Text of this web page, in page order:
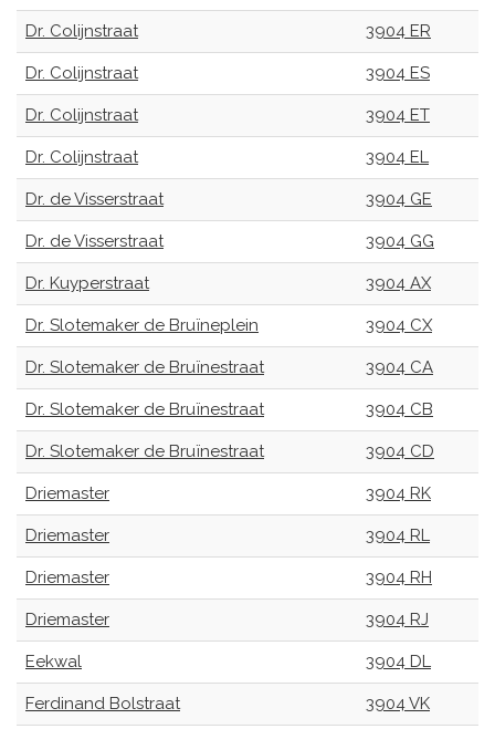
Dr. Colijnstraat 3904 ER
Dr. Colijnstraat 3904 ES
Dr. Colijnstraat 3904 ET
Dr. Colijnstraat 3904 EL
Dr. de Visserstraat 3904 GE
Dr. de Visserstraat 3904 GG
Dr. Kuyperstraat 3904 AX
Dr. Slotemaker de Bruïneplein 3904 CX
Dr. Slotemaker de Bruïnestraat 3904 CA
Dr. Slotemaker de Bruïnestraat 3904 CB
Dr. Slotemaker de Bruïnestraat 3904 CD
Driemaster 3904 RK
Driemaster 3904 RL
Driemaster 3904 RH
Driemaster 3904 RJ
Eekwal 3904 DL
Ferdinand Bolstraat 3904 VK